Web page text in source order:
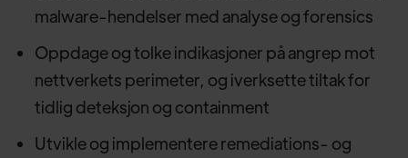
malware-hendelser med analyse og forensics
Oppdage og tolke indikasjoner på angrep mot
nettverkets perimeter, og iverksette tiltak for
tidlig deteksjon og containment
Utvikle og implementere remediations- og